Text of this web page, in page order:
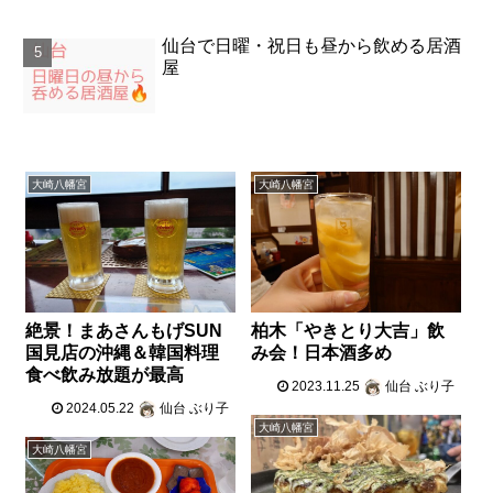
仙台で日曜・祝日も昼から飲める居酒
屋
大崎八幡宮
絶景！まあさんもげSUN
国見店の沖縄＆韓国料理
食べ飲み放題が最高
2024.05.22 仙台 ぶり子
大崎八幡宮
柏木「やきとり大吉」飲
み会！日本酒多め
2023.11.25 仙台 ぶり子
大崎八幡宮
大崎八幡宮